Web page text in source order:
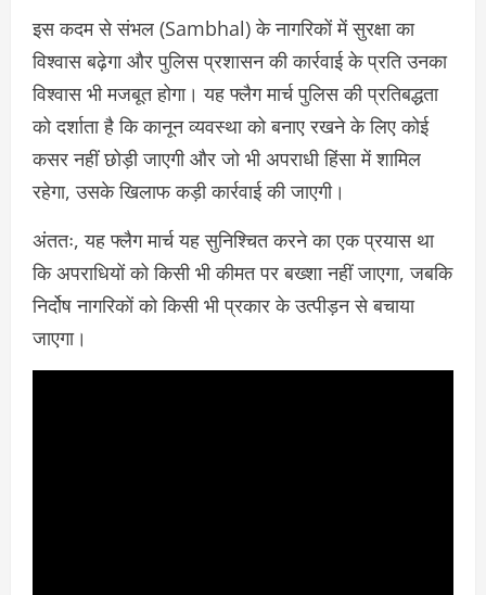
इस कदम से संभल (Sambhal) के नागरिकों में सुरक्षा का
विश्वास बढ़ेगा और पुलिस प्रशासन की कार्रवाई के प्रति उनका
विश्वास भी मजबूत होगा। यह फ्लैग मार्च पुलिस की प्रतिबद्धता
को दर्शाता है कि कानून व्यवस्था को बनाए रखने के लिए कोई
कसर नहीं छोड़ी जाएगी और जो भी अपराधी हिंसा में शामिल
रहेगा, उसके खिलाफ कड़ी कार्रवाई की जाएगी।
अंततः, यह फ्लैग मार्च यह सुनिश्चित करने का एक प्रयास था
कि अपराधियों को किसी भी कीमत पर बख्शा नहीं जाएगा, जबकि
निर्दोष नागरिकों को किसी भी प्रकार के उत्पीड़न से बचाया
जाएगा।